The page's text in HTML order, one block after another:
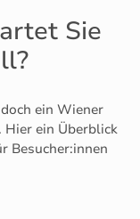
Sie
ein Wiener
ein Überblick
Besucher:innen